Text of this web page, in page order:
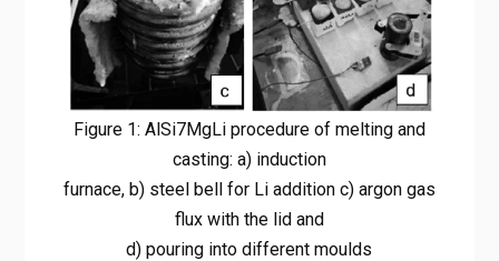
Figure 1: AlSi7MgLi procedure of melting and
casting: a) induction
furnace, b) steel bell for Li addition c) argon gas
flux with the lid and
d) pouring into different moulds